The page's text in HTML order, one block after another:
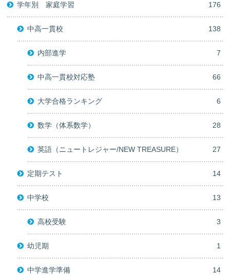
学年別 家庭学習 176
中高一貫校 138
内部進学 7
中高一貫校対応塾 66
大学合格ランキング 6
数学（体系数学） 28
英語（ニュートレジャー/NEW TREASURE） 27
定期テスト 14
中学校 13
高校受験 3
幼児期 1
中学進学準備 14